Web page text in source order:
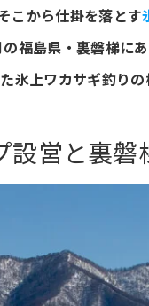
こから仕掛を落とす
福島県・裏磐梯に
氷上ワカサギ釣りの
設営と裏磐